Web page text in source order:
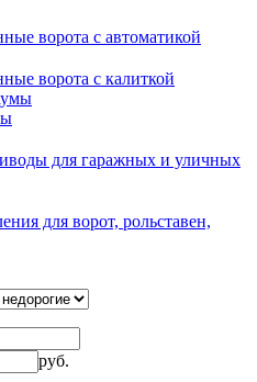
ворота с автоматикой
ворота с калиткой
для гаражных и уличных
для ворот, рольставен,
руб.